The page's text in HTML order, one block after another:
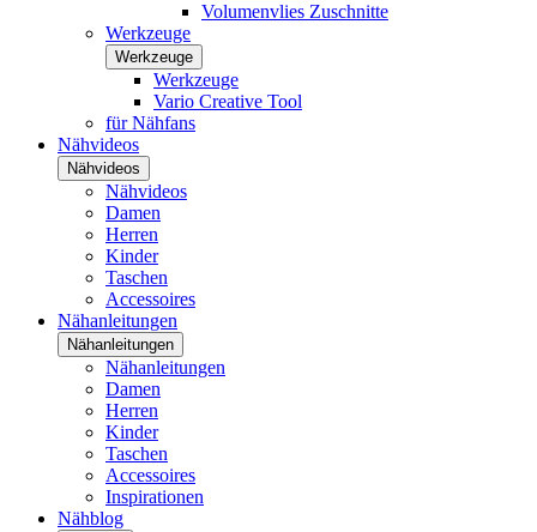
Volumenvlies Zuschnitte
Werkzeuge
Werkzeuge
Werkzeuge
Vario Creative Tool
für Nähfans
Nähvideos
Nähvideos
Nähvideos
Damen
Herren
Kinder
Taschen
Accessoires
Nähanleitungen
Nähanleitungen
Nähanleitungen
Damen
Herren
Kinder
Taschen
Accessoires
Inspirationen
Nähblog